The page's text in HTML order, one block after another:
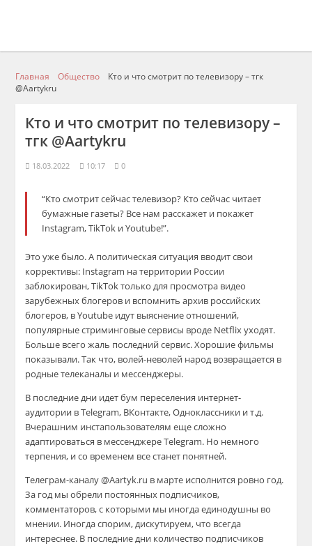
Главная Общество
Кто и что смотрит по телевизору – тгк
@Aartykru
Кто и что смотрит по телевизору –
тгк @Aartykru
18.03.2022 10:17 0
“Кто смотрит сейчас телевизор? Кто сейчас читает
бумажные газеты? Все нам расскажет и покажет
Instagram, TikTok и Youtube!”.
Это уже было. А политическая ситуация вводит свои
коррективы: Instagram на территории России
заблокирован, TikTok только для просмотра видео
зарубежных блогеров и вспомнить архив российских
блогеров, в Youtube идут выяснение отношений,
популярные стриминговые сервисы вроде Netflix уходят.
Больше всего жаль последний сервис. Хорошие фильмы
показывали. Так что, волей-неволей народ возвращается в
родные телеканалы и мессенджеры.
В последние дни идет бум переселения интернет-
аудитории в Telegram, ВКонтакте, Одноклассники и т.д.
Вчерашним инстапользователям еще сложно
адаптироваться в мессенджере Telegram. Но немного
терпения, и со временем все станет понятней.
Телеграм-каналу @Aartyk.ru в марте исполнится ровно год.
За год мы обрели постоянных подписчиков,
комментаторов, с которыми мы иногда единодушны во
мнении. Иногда спорим, дискутируем, что всегда
интереснее. В последние дни количество подписчиков